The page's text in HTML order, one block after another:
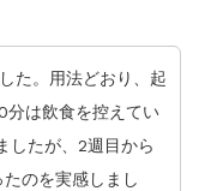
た。用法どおり、起
分は飲食を控えてい
したが、2週目から
のを実感しまし